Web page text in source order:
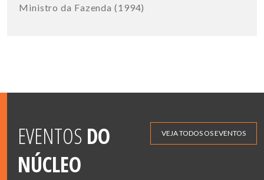
Ministro da Fazenda (1994)
EVENTOS DO
NÚCLEO
VEJA TODOS OS EVENTOS